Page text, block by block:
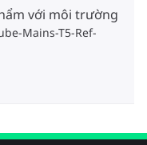
với môi trường
Mains-T5-Ref-